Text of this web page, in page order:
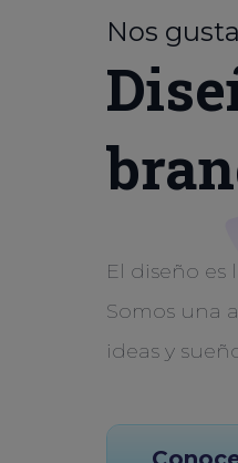
Nos gusta
El diseño
Somos una
ideas y